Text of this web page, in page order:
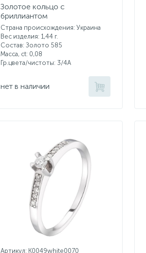
Золотое кольцо с
бриллиантом
Страна происхождения: Украина
Вес изделия: 1,44 г.
Состав: Золото 585
Масса, ct: 0,08
Гр.цвета/чистоты: 3/4А
нет в наличии
Артикул: K0049white0070